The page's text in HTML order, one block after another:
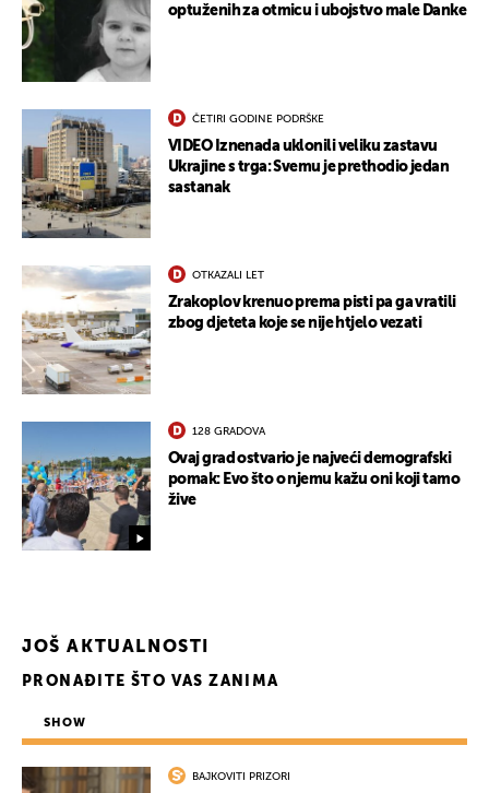
optuženih za otmicu i ubojstvo male Danke
ČETIRI GODINE PODRŠKE
VIDEO Iznenada uklonili veliku zastavu
Ukrajine s trga: Svemu je prethodio jedan
sastanak
OTKAZALI LET
Zrakoplov krenuo prema pisti pa ga vratili
zbog djeteta koje se nije htjelo vezati
128 GRADOVA
Ovaj grad ostvario je najveći demografski
pomak: Evo što o njemu kažu oni koji tamo
žive
JOŠ AKTUALNOSTI
PRONAĐITE ŠTO VAS ZANIMA
SHOW
BAJKOVITI PRIZORI